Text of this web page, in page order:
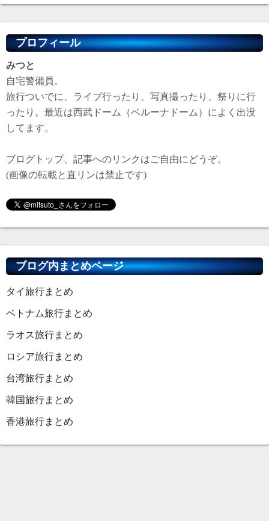
プロフィール
みつと
自宅警備員。
旅行ついでに、ライブ行ったり、写真撮ったり、祭りに行
ったり。最近は西武ドーム（ベルーナドーム）によく出没
してます。
ブログトップ、記事へのリンクはご自由にどうぞ。
(画像の転載と直リンは禁止です)
ブログ内まとめページ
タイ旅行まとめ
ベトナム旅行まとめ
ラオス旅行まとめ
ロシア旅行まとめ
台湾旅行まとめ
韓国旅行まとめ
香港旅行まとめ